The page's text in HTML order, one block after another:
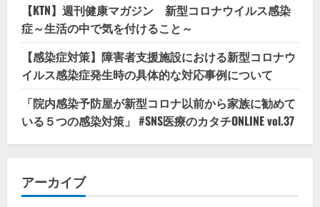
【KTN】週刊健康マガジン 新型コロナウイルス感染
症～生活の中で気を付けること～
【感染症対策】障害者支援施設における新型コロナウ
イルス感染症発生時の具体的な対応事例について
「院内感染予防屋が新型コロナ以前から家族に勧めて
いる５つの感染対策」 #SNS医療のカタチONLINE vol.37
アーカイブ